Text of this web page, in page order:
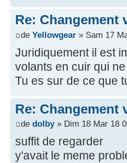
Re: Changement
de Yellowgear » Sam 17
Juridiquement il est
volants en cuir qui
Tu es sur de ce que
Re: Changement
de dolby» Dim 18 Mar 18
suffit de regarder
y'avait le meme